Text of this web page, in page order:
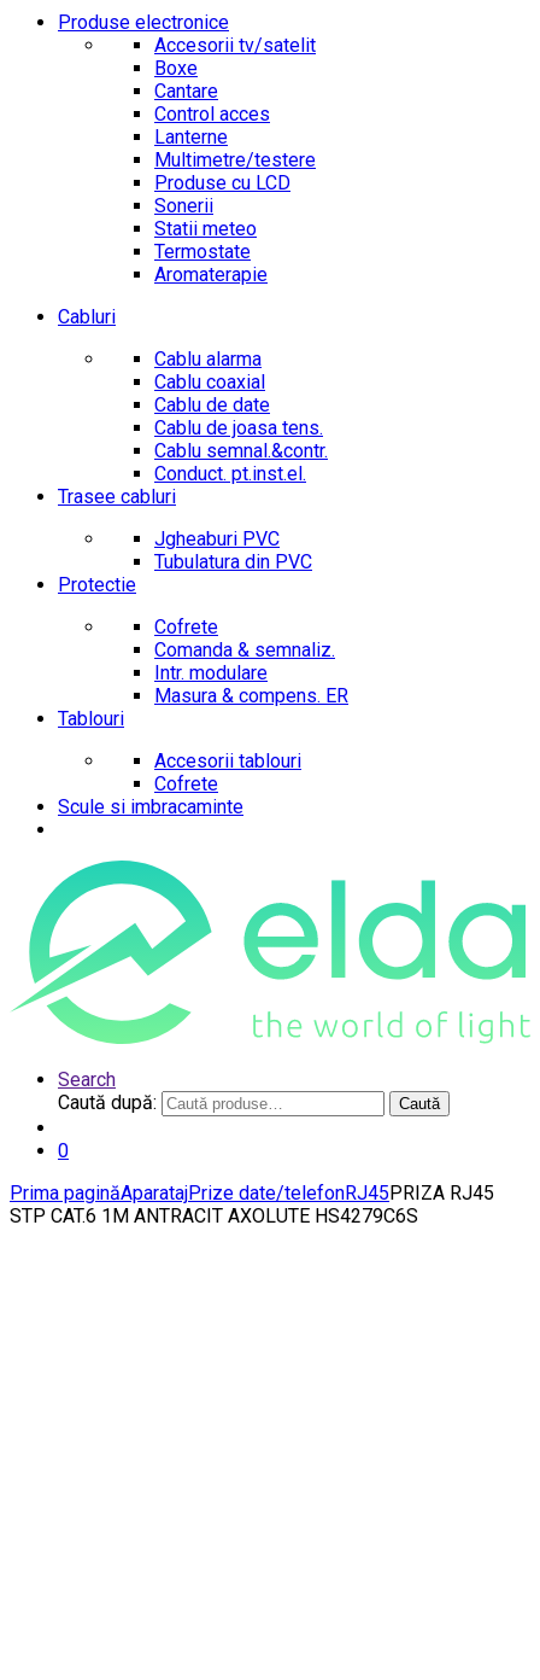
Produse electronice
Accesorii tv/satelit
Boxe
Cantare
Control acces
Lanterne
Multimetre/testere
Produse cu LCD
Sonerii
Statii meteo
Termostate
Aromaterapie
Cabluri
Cablu alarma
Cablu coaxial
Cablu de date
Cablu de joasa tens.
Cablu semnal.&contr.
Conduct. pt.inst.el.
Trasee cabluri
Jgheaburi PVC
Tubulatura din PVC
Protectie
Cofrete
Comanda & semnaliz.
Intr. modulare
Masura & compens. ER
Tablouri
Accesorii tablouri
Cofrete
Scule si imbracaminte
Search
Caută după:
Caută
0
Prima paginăAparatajPrize date/telefonRJ45PRIZA RJ45
STP CAT.6 1M ANTRACIT AXOLUTE HS4279C6S